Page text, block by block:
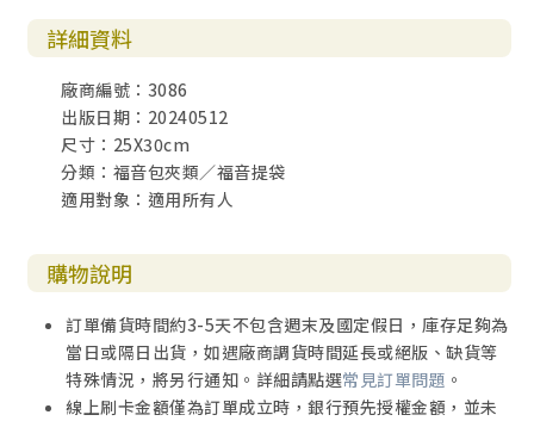
詳細資料
廠商編號：3086
出版日期：20240512
尺寸：25X30cm
分類：福音包夾類／福音提袋
適用對象：適用所有人
購物說明
訂單備貨時間約3-5天不包含週末及國定假日，庫存足夠為
當日或隔日出貨，如遇廠商調貨時間延長或絕版、缺貨等
特殊情況，將另行通知。詳細請點選常見訂單問題 。
線上刷卡金額僅為訂單成立時，銀行預先授權金額，並未